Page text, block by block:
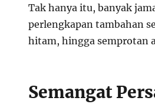
Tak hanya itu, banyak
perlengkapan tambahan
hitam, hingga semprotan
Semangat